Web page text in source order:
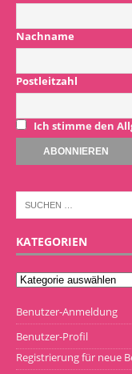
Nachname
Postleitzahl
Ich stimme den
KATEGORIEN
Benutzer-Anmeldung
Benutzer-Profil
Registrierung für neue